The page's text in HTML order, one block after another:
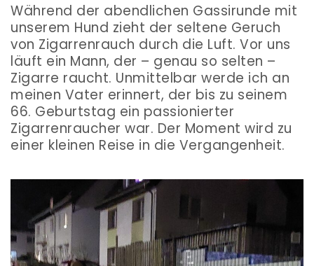
Während der abendlichen Gassirunde mit
unserem Hund zieht der seltene Geruch
von Zigarrenrauch durch die Luft. Vor uns
läuft ein Mann, der – genau so selten –
Zigarre raucht. Unmittelbar werde ich an
meinen Vater erinnert, der bis zu seinem
66. Geburtstag ein passionierter
Zigarrenraucher war. Der Moment wird zu
einer kleinen Reise in die Vergangenheit.